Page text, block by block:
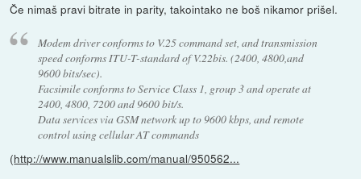
Če nimaš pravi bitrate in parity, takointako ne boš nikamor prišel.
Modem driver conforms to V.25 command set, and transmission
speed conforms ITU-T-standard of V.22bis. (2400, 4800,and
9600 bits/sec).
Facsimile conforms to Service Class 1, group 3 and operate at
2400, 4800, 7200 and 9600 bit/s.
Data services via GSM network up to 9600 kbps, and remote
control using cellular AT commands
(http://www.manualslib.com/manual/950562...